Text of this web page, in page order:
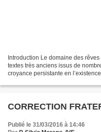
Introduction Le domaine des
textes très anciens issus de
croyance persistante en
CORRECTION
Publié le 31/03/2016 à 14:46